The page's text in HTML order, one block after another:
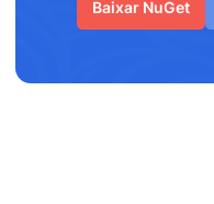
Baixar NuGet